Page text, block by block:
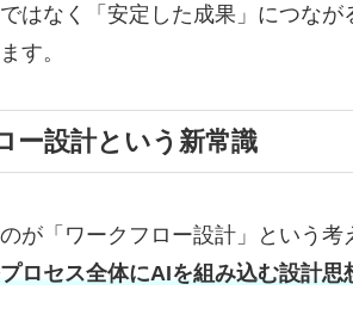
ではなく「安定した成果」につな
す。
ー設計という新常識
が「ワークフロー設計」という
ロセス全体にAIを組み込む設計思